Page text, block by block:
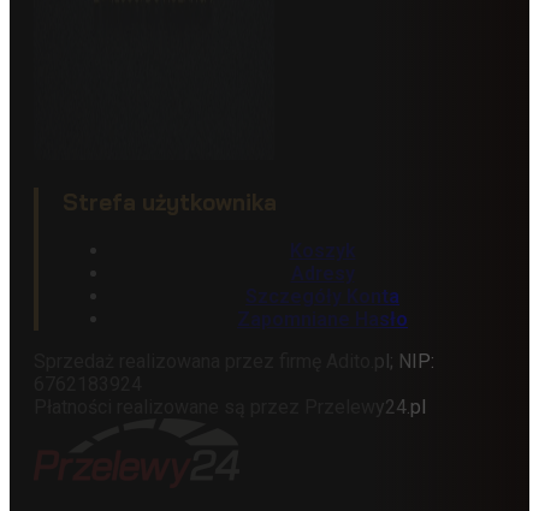
Szczegóły Konta
Zapomniane Hasło
Sprzedaż realizowana przez firmę Adito.pl; NIP:
Płatności realizowane są przez Przelewy24.pl